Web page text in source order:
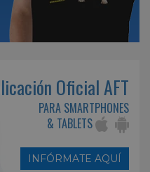
Oficial AFT
PARA SMARTPHONES
& TABLETS
INFÓRMATE AQUÍ